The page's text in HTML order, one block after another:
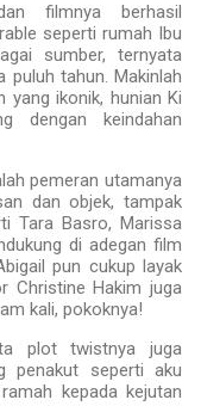
filmnya berhasil
seperti rumah Ibu
sumber, ternyata
puluh tahun. Makinlah
yang ikonik, hunian Ki
dengan keindahan
pemeran utamanya
dan objek, tampak
Tara Basro, Marissa
di adegan film
pun cukup layak
Christine Hakim juga
kali, pokoknya!
plot twistnya juga
penakut seperti aku
kepada kejutan